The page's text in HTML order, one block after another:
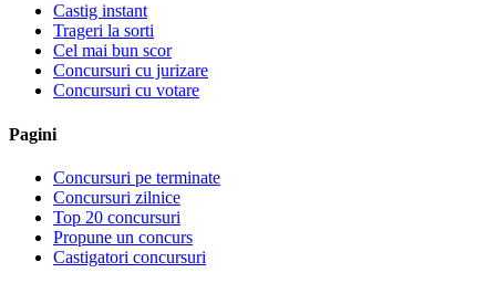
Castig instant
Trageri la sorti
Cel mai bun scor
Concursuri cu jurizare
Concursuri cu votare
Pagini
Concursuri pe terminate
Concursuri zilnice
Top 20 concursuri
Propune un concurs
Castigatori concursuri